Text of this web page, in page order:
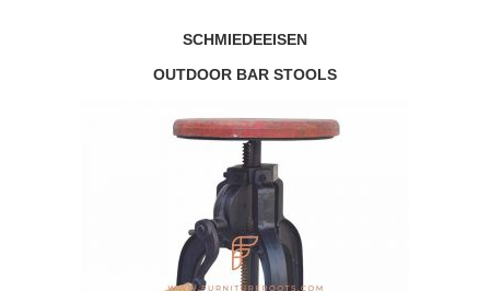
SCHMIEDEEISEN
OUTDOOR BAR STOOLS